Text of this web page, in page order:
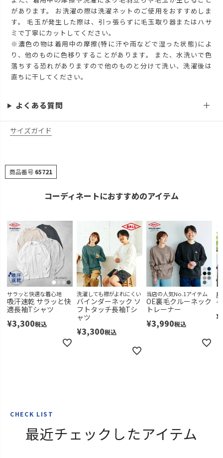
があります。 お洗濯の際は洗濯ネットのご使用をおすすめしま
す。 毛玉が発生した際は、引っ張らずに毛玉取り器またはハサ
ミで丁寧にカットしてください。
※濃色の物は着用中の摩擦(特に汗や雨などで湿った状態)によ
り、他のものに色移りすることがあります。 また、水洗いで色
落ちする恐れがありますので他のものと分けて洗い、洗濯後は
直ちに干してください。
よくある質問
サイズガイド
商品番号 65721
コーディネートにおすすめのアイテム
サラッと快適な着心地
吸汗速乾 サラッと快
適長袖Tシャツ
¥3,300税込
洗濯しても襟がよれにくい
バインダーネック ソ
フトタッチ長袖Tシ
ャツ
¥3,300税込
当店の人気No.1アイテム
OE裏毛クルーネック
トレーナー
¥3,990税込
¥
CHECK LIST
最近チェックしたアイテム